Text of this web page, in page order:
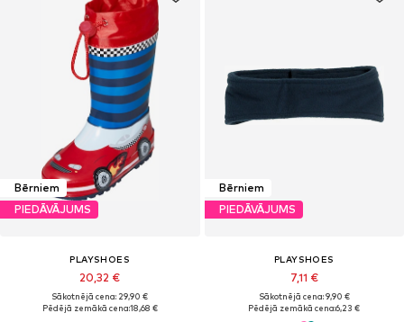
Bērniem
PIEDĀVĀJUMS
PLAYSHOES
20,32 €
Sākotnējā cena: 29,90 €
Pēdējā zemākā cena:18,68 €
Bērniem
PIEDĀVĀJUMS
PLAYSHOES
7,11 €
Sākotnējā cena: 9,90 €
Pēdējā zemākā cena:6,23 €